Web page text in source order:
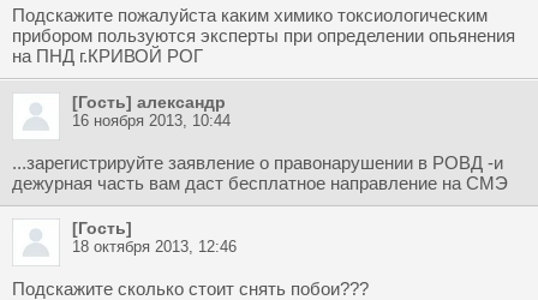
Подскажите пожалуйста каким химико токсиологическим
прибором пользуются эксперты при определении опьянения
на ПНД г.КРИВОЙ РОГ
[Гость] александр
16 ноября 2013, 10:44
...зарегистрируйте заявление о правонарушении в РОВД -и
дежурная часть вам даст бесплатное направление на СМЭ
[Гость]
18 октября 2013, 12:46
Подскажите сколько стоит снять побои???